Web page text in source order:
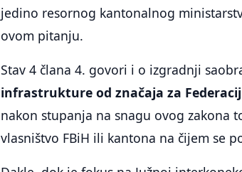
jedino resornog kantonalnog
ovom pitanju.
Stav 4 člana 4. govori i o izgradnji
infrastrukture od značaja za
nakon stupanja na snagu ovog zakona
vlasništvo FBiH ili kantona na čijem se